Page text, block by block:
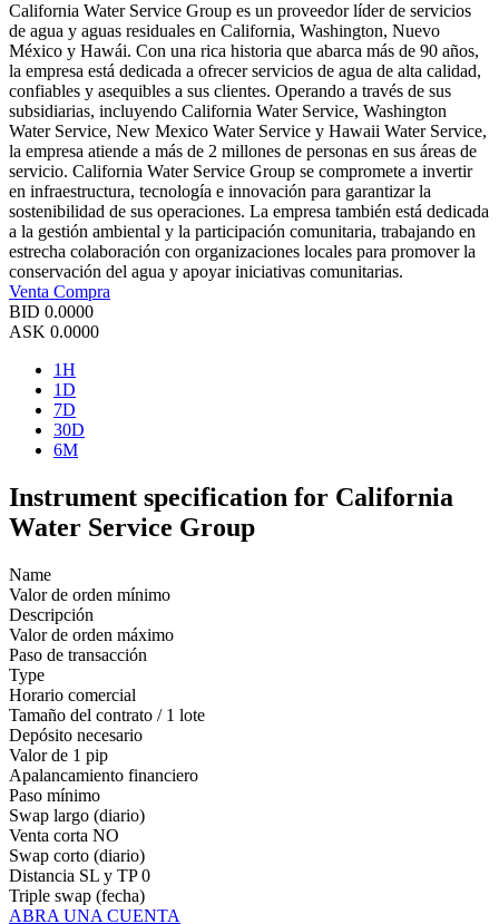
California Water Service Group es un proveedor líder de servicios
de agua y aguas residuales en California, Washington, Nuevo
México y Hawái. Con una rica historia que abarca más de 90 años,
la empresa está dedicada a ofrecer servicios de agua de alta calidad,
confiables y asequibles a sus clientes. Operando a través de sus
subsidiarias, incluyendo California Water Service, Washington
Water Service, New Mexico Water Service y Hawaii Water Service,
la empresa atiende a más de 2 millones de personas en sus áreas de
servicio. California Water Service Group se compromete a invertir
en infraestructura, tecnología e innovación para garantizar la
sostenibilidad de sus operaciones. La empresa también está dedicada
a la gestión ambiental y la participación comunitaria, trabajando en
estrecha colaboración con organizaciones locales para promover la
conservación del agua y apoyar iniciativas comunitarias.
Venta Compra
BID 0.0000
ASK 0.0000
1H
1D
7D
30D
6M
Instrument specification for California
Water Service Group
Name
Valor de orden mínimo
Descripción
Valor de orden máximo
Paso de transacción
Type
Horario comercial
Tamaño del contrato / 1 lote
Depósito necesario
Valor de 1 pip
Apalancamiento financiero
Paso mínimo
Swap largo (diario)
Venta corta NO
Swap corto (diario)
Distancia SL y TP 0
Triple swap (fecha)
ABRA UNA CUENTA